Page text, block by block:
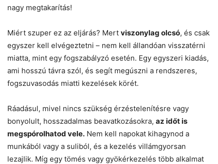
nagy megtakarítás!
Miért szuper ez az eljárás? Mert viszonylag olcsó, és csak
egyszer kell elvégeztetni – nem kell állandóan visszatérni
miatta, mint egy fogszabályzó esetén. Egy egyszeri kiadás,
ami hosszú távra szól, és segít megúszni a rendszeres,
fogszuvasodás miatti kezelések körét.
Ráadásul, mivel nincs szükség érzéstelenítésre vagy
bonyolult, hosszadalmas beavatkozásokra, az időt is
megspórolhatod vele. Nem kell napokat kihagynod a
munkából vagy a suliból, és a kezelés villámgyorsan
lezajlik. Míg egy tömés vagy gyökérkezelés több alkalmat